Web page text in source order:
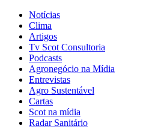
Notícias
Clima
Artigos
Tv Scot Consultoria
Podcasts
Agronegócio na Mídia
Entrevistas
Agro Sustentável
Cartas
Scot na mídia
Radar Sanitário